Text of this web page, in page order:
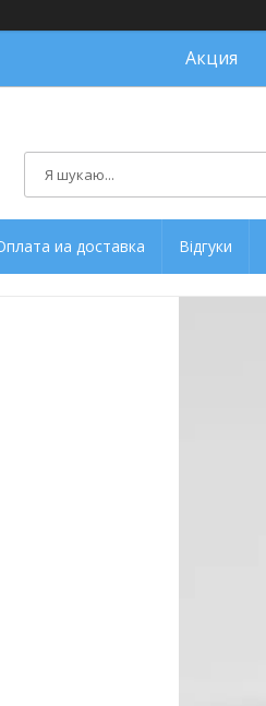
Акция
иа доставка Відгуки